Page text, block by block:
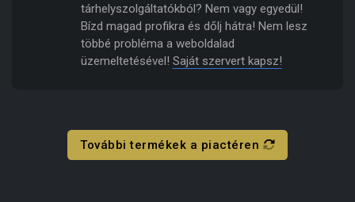
tárhelyszolgáltatókból? Nem vagy egyedül!
Bízd magad profikra és dőlj hátra! Nem lesz
többé probléma a weboldalad
üzemeltetésével! Saját szervert kapsz!
További termékek a piactéren